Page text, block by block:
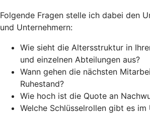
Folgende Fragen stelle ich dabei den
und Unternehmern:
Wie sieht die Altersstruktur in
und einzelnen Abteilungen aus?
Wann gehen die nächsten
Ruhestand?
Wie hoch ist die Quote an
Welche Schlüsselrollen gibt es im